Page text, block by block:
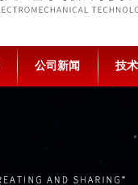
公司新闻 技